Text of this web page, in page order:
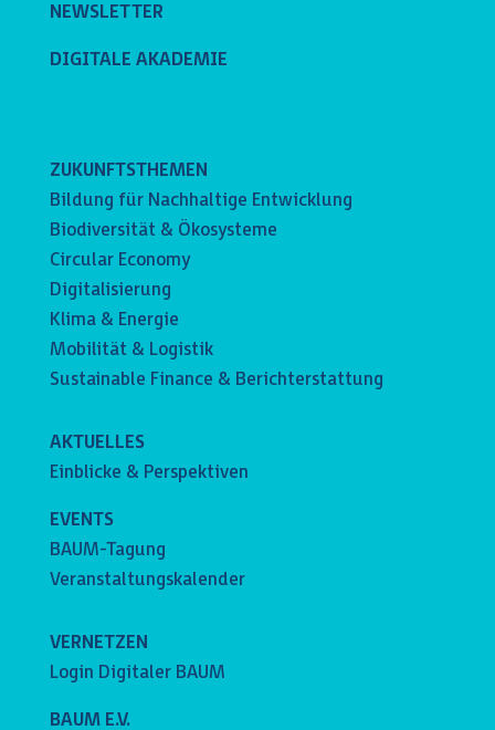
NEWSLETTER
DIGITALE AKADEMIE
ZUKUNFTSTHEMEN
Bildung für Nachhaltige Entwicklung
Biodiversität & Ökosysteme
Circular Economy
Digitalisierung
Klima & Energie
Mobilität & Logistik
Sustainable Finance & Berichterstattung
AKTUELLES
Einblicke & Perspektiven
EVENTS
BAUM-Tagung
Veranstaltungskalender
VERNETZEN
Login Digitaler BAUM
BAUM E.V.